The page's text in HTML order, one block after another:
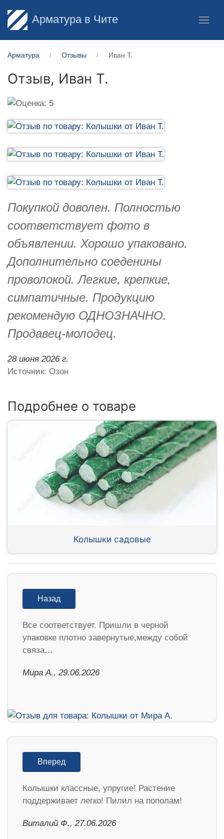
Арматура в Чите
Арматура Отзывы Иван Т.
Отзыв, Иван Т.
Покупкой доволен. Полностью
соответствует фото в
объявлении. Хорошо упаковано.
Дополнительно соеденины
проволокой. Легкие, крепкие,
симпатичные. Продукцию
рекомендую ОДНОЗНАЧНО.
Продавец-молодец.
28 июня 2026 г.
Источник: Озон
Подробнее о товаре
Колышки садовые
Назад
Все соответствует. Пришли в черной
упаковке плотно завернутые,между собой
связа…
Мира А., 29.06.2026
Вперед
Колышки классные, упругие! Растение
поддерживает легко! Пилил на пополам!
Виталий Ф., 27.06.2026